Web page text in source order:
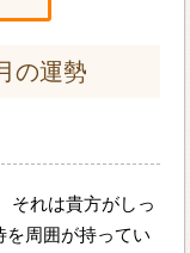
の運勢
それは貴方がしっ
を周囲が持ってい